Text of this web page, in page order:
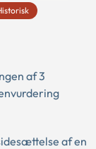
af 3
af en